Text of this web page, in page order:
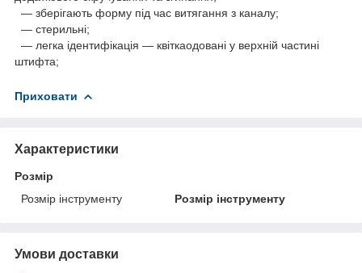
― зберігають форму під час витягання з каналу;
― стерильні;
― легка ідентифікація — квіткаодовані у верхній частині
штифта;
Приховати
Характеристики
Розмір
Розмір інструменту
Розмір інструменту
Умови доставки